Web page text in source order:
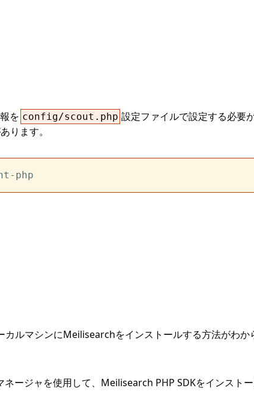
を config/scout.php 設定ファイルで設定する必要
ります。
カルマシンにMeilisearchをインストールする方法がわ
ジャを使用して、Meilisearch PHP SDKをインストー